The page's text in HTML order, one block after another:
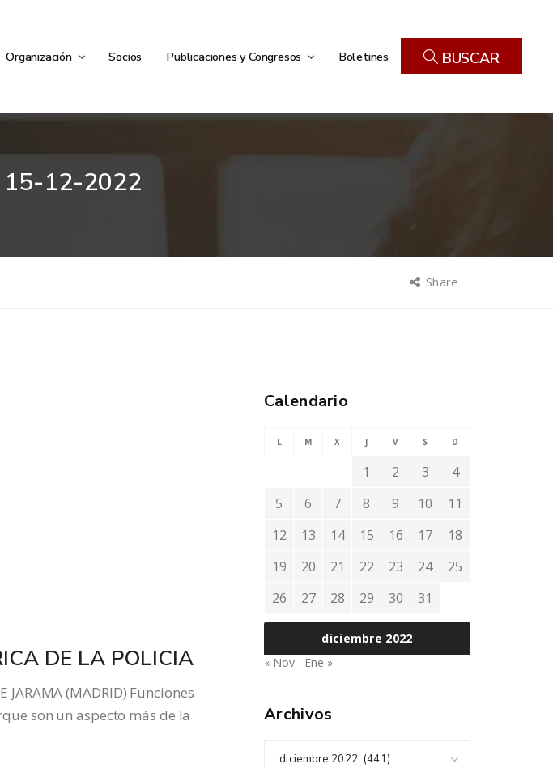
Organización Socios Publicaciones y Congresos Boletines BUSCAR
15-12-2022
Share
DE LA POLICIA
JARAMA (MADRID) Funciones
son un aspecto más de la
Calendario
diciembre 2022
L M X J V S D
1 2 3
4
5
6 7 8 9 10
11
12
13 14 15 16 17
18
19
20 21 22 23 24
25
26
27 28 29 30 31
« Nov Ene »
Archivos
diciembre 2022 (441)